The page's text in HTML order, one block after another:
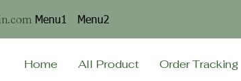
Menu1 Menu2
Home All Product Order Tracking